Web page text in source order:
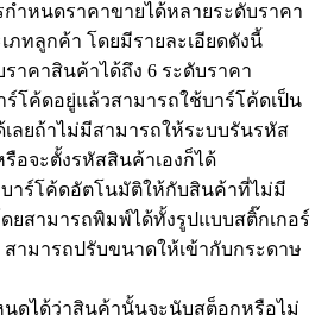
ำหนดราคาขายได้หลายระดับราคา
ภทลูกค้า โดยมีรายละเอียดดังนี้
าคาสินค้าได้ถึง 6 ระดับราคา
โค้ดอยู่แล้วสามารถใช้บาร์โค้ดเป็น
ลยถ้าไม่มีสามารถให้ระบบรันรหัส
อจะตั้งรหัสสินค้าเองก็ได้
บาร์โค้ดอัตโนมัติให้กับสินค้าที่ไม่มี
ยสามารถพิมพ์ได้ทั้งรูปแบบสติ๊กเกอร์
ามารถปรับขนาดให้เข้ากับกระดาษ
นดได้ว่าสินค้านั้นจะนับสต็อกหรือไม่